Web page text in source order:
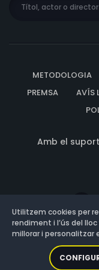
METODOLOGIA
PREMSA
AVÍS
Amb el
Utilitzem cookies per
rendiment i l’ús del
millorar i personalitzar